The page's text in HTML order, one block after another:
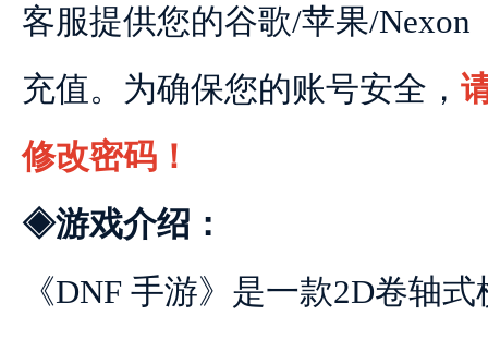
客服提供您的谷歌/苹果/
充值。为确保您的账号安全，
修改密码！
◈游戏介绍：
《DNF 手游》是一款2D卷轴